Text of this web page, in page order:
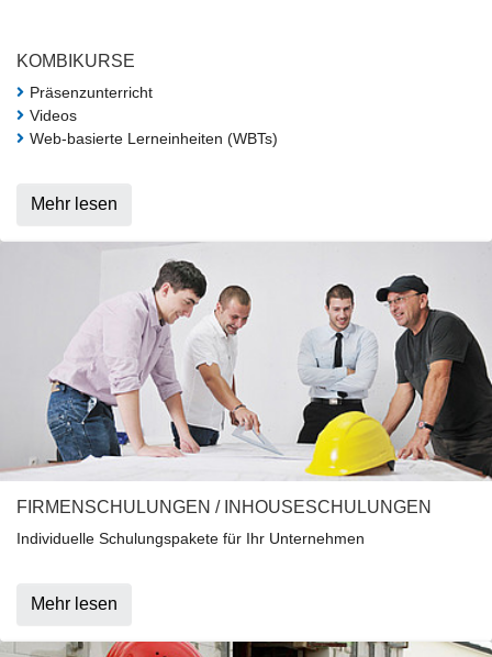
KOMBIKURSE
Präsenzunterricht
Videos
Web-basierte Lerneinheiten (WBTs)
Mehr lesen
FIRMENSCHULUNGEN / INHOUSESCHULUNGEN
Individuelle Schulungspakete für Ihr Unternehmen
Mehr lesen